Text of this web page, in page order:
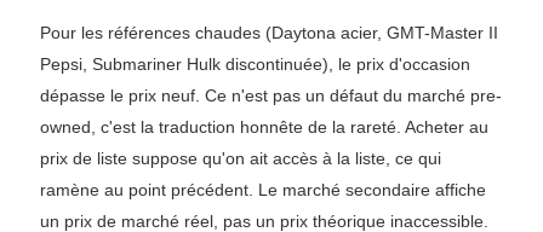
Pour les références chaudes (Daytona acier, GMT-Master II
Pepsi, Submariner Hulk discontinuée), le prix d'occasion
dépasse le prix neuf. Ce n'est pas un défaut du marché pre-
owned, c'est la traduction honnête de la rareté. Acheter au
prix de liste suppose qu'on ait accès à la liste, ce qui
ramène au point précédent. Le marché secondaire affiche
un prix de marché réel, pas un prix théorique inaccessible.